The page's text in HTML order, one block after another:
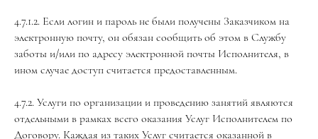
4.7.1.2. Если логин и пароль не были получены Заказчиком на
электронную почту, он обязан сообщить об этом в Службу
заботы и/или по адресу электронной почты Исполнителя, в
ином случае доступ считается предоставленным.
4.7.2. Услуги по организации и проведению занятий являются
отдельными в рамках всего оказания Услуг Исполнителем по
Договору. Каждая из таких Услуг считается оказанной в